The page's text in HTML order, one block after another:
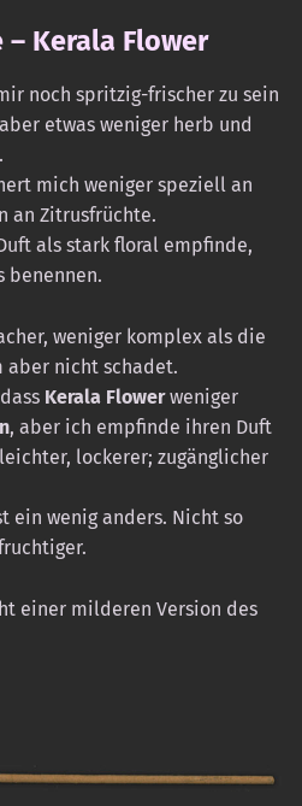
– Kerala Flower
noch spritzig-frischer zu sein
etwas weniger herb und
mich weniger speziell an
an Zitrusfrüchte.
als stark floral empfinde,
benennen.
weniger komplex als die
aber nicht schadet.
Kerala Flowerweniger
, aber ich empfinde ihren Duft
lockerer; zugänglicher
ein wenig anders. Nicht so
einer milderen Version des